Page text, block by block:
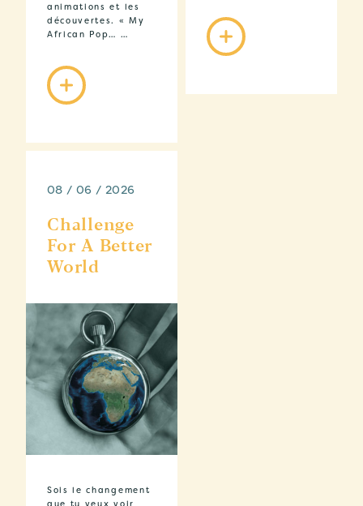
animations et les
découvertes. « My
African Pop… …
08 / 06 / 2026
Challenge
For A Better
World
Sois le changement